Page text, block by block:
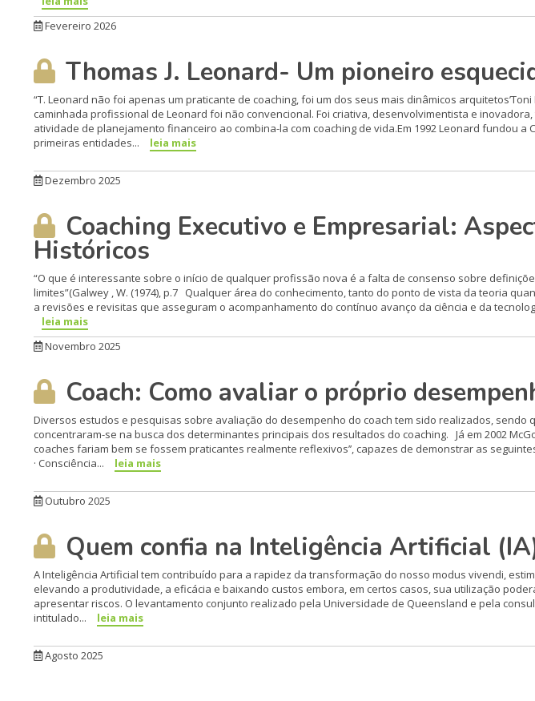
Fevereiro 2026
Thomas J. Leonard- Um pioneiro
“T. Leonard não foi apenas um praticante de coaching, foi um dos seus mais dinâmicos arquitetos’Toni
caminhada profissional de Leonard foi não convencional. Foi criativa, desenvolvimentista e
atividade de planejamento financeiro ao combina-la com coaching de vida.Em 1992 Leonard fundou a
primeiras entidades...
leia mais
Dezembro 2025
Coaching Executivo e Empresarial:
Históricos
“O que é interessante sobre o início de qualquer profissão nova é a falta de consenso sobre
limites”(Galwey , W. (1974), p.7 Qualquer área do conhecimento, tanto do ponto de vista da teoria
a revisões e revisitas que asseguram o acompanhamento do contínuo avanço da ciência e da
leia mais
Novembro 2025
Coach: Como avaliar o próprio
Diversos estudos e pesquisas sobre avaliação do desempenho do coach tem sido realizados, sendo
concentraram-se na busca dos determinantes principais dos resultados do coaching. Já em 2002
coaches fariam bem se fossem praticantes realmente reflexivos’’, capazes de demonstrar as
· Consciência...
leia mais
Outubro 2025
Quem confia na Inteligência Artificial
A Inteligência Artificial tem contribuído para a rapidez da transformação do nosso modus vivendi,
elevando a produtividade, a eficácia e baixando custos embora, em certos casos, sua utilização
apresentar riscos. O levantamento conjunto realizado pela Universidade de Queensland e pela
intitulado...
leia mais
Agosto 2025